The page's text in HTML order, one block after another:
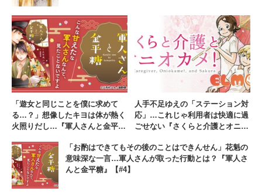
「遊女と同じことを僕に求めて
る…？」想像したキヨは体が熱く
火照りだし…『軍人さんと金平
人手不足ゆえの「ステーション対
応」…これじゃ利用者は快適に過
ごせない『さくらと介護とオニオ
「お酌はできてもその後のことはできんせん」花魁の
意味深な一言…軍人さんが取った行動とは？『軍人さ
んと金平糖』【#4】